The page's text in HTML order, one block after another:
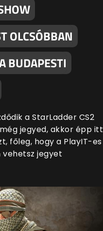
OLCSÓBBAN
BUDAPESTI
a StarLadder CS2
jegyed, akkor épp itt
főleg, hogy a PlayIT-es
jegyet